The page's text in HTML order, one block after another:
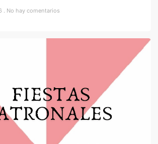
No hay comentarios